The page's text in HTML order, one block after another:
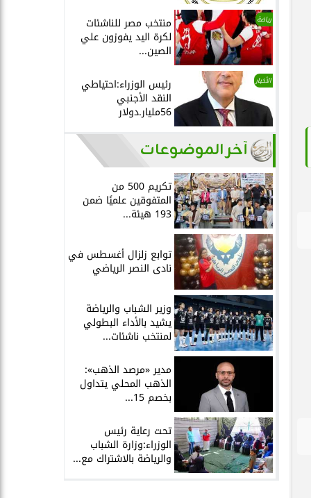
رياضة منتخب مصر للناشئات
لكرة اليد يفوزون علي
الصين...
الأخبار رئيس الوزراء:احتياطي
النقد الأجنبي
56مليار.دولار
آخر الموضوعات
تكريم 500 من
المتفوقين علميًا ضمن
193 هيئة...
توابع زلزال أغسطس في
نادى النصر الرياضي
وزير الشباب والرياضة
يشيد بالأداء البطولي
لمنتخب ناشئات...
مدير «مرصد الذهب»:
الذهب المحلي يتداول
بخصم 15...
تحت رعاية رئيس
الوزراء:وزارة الشباب
والرياضة بالاشتراك مع...